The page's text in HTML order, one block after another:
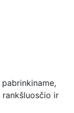
rankšluosčio ir